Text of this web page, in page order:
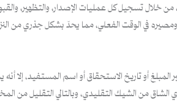
خلال تسجيل كل عمليات الإصدار، والتظهير،
في الوقت الفعلي، مما يحدّ بشكل جذري من
المبلغ أو تاريخ الاستحقاق أو اسم المستفيد،
من الشيك التقليدي، وبالتالي التقليل من